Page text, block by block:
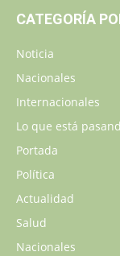
CATEGORÍA
Noticia
Nacionales
Internacionales
Lo que está
Portada
Política
Actualidad
Salud
Nacionales